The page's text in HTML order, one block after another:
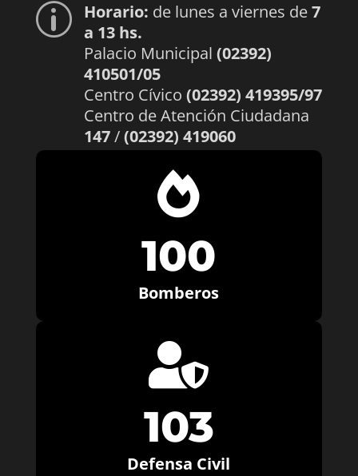
p Horario: de lunes a viernes de7
a 13 hs.
Palacio Municipal (02392)
410501/05
Centro Cívico (02392) 419395/97
Centro de Atención Ciudadana
147/(02392) 419060

100
Bomberos

103
Defensa Civil